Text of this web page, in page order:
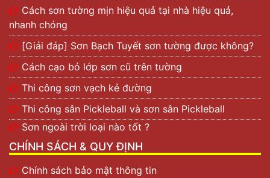
Cách sơn tường mịn hiệu quả tại nhà hiệu quả,
nhanh chóng
[Giải đáp] Sơn Bạch Tuyết sơn tường được không?
Cách cạo bỏ lớp sơn cũ trên tường
Thi công sơn vạch kẻ đường
Thi công sân Pickleball và sơn sân Pickleball
Sơn ngoài trời loại nào tốt ?
CHÍNH SÁCH & QUY ĐỊNH
Chính sách bảo mật thông tin